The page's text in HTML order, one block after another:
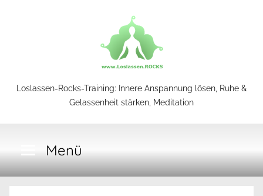
Loslassen-
Training
Loslassen-Rocks-Training: Innere Anspannung lösen, Ruhe &
Gelassenheit stärken, Meditation
Menü